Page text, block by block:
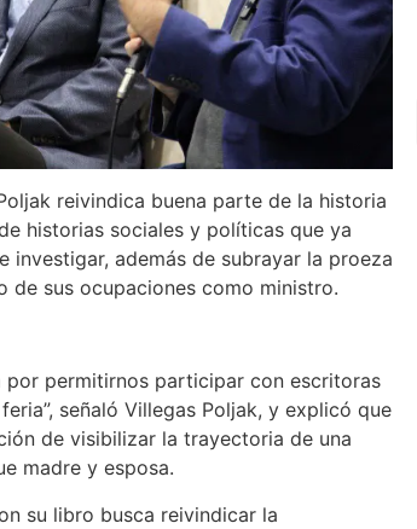
reivindica buena parte de la historia
historias sociales y políticas que ya
investigar, además de subrayar la proeza
de sus ocupaciones como ministro.
por permitirnos participar con escritoras
señaló Villegas Poljak, y explicó que
de visibilizar la trayectoria de una
madre y esposa.
su libro busca reivindicar la